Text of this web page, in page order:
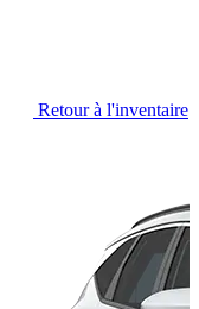
Retour à l'inventaire